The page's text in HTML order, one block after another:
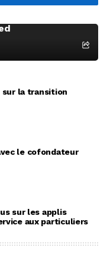
dirigeant
sur la transition
le cofondateur
sur les applis
aux particuliers